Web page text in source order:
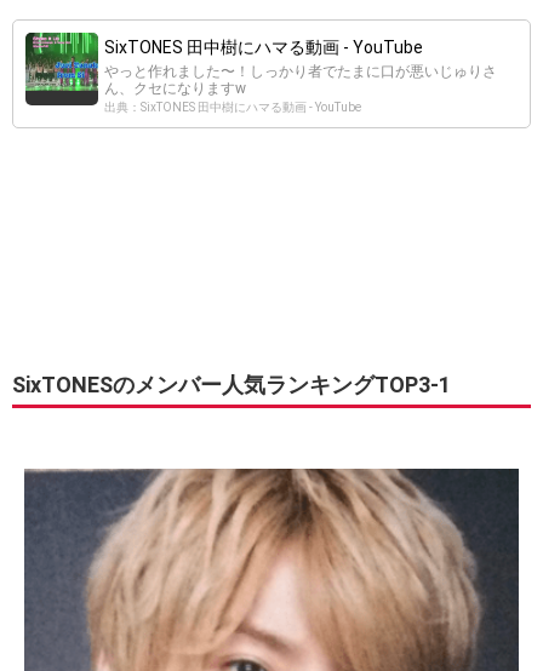
SixTONES 田中樹にハマる動画 - YouTube
やっと作れました〜！しっかり者でたまに口が悪いじゅりさ
ん、クセになりますw
出典：SixTONES 田中樹にハマる動画 - YouTube
SixTONESのメンバー人気ランキングTOP3-1